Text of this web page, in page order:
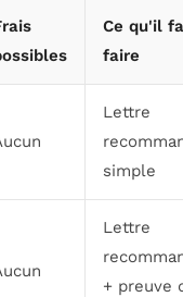
Ce qu'il
faire
Lettre
simple
Lettre
+ preuve